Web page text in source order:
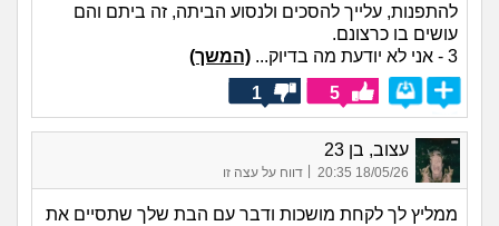
להתפנות, עלייך להסכים ולנסוע הביתה, זה ביתם והם
עושים בו כרצונם.
3 - אני לא יודעת מה בדיוק...
(המשך)
5
1
עצוב, בן 23
18/05/26 20:35 דווח על עצה זו
ממליץ לך לקחת מושכות ודבר עם הבת שלך שתסיים את